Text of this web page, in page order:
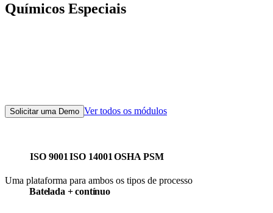
Químicos Especiais
Solicitar uma Demo Ver todos os módulos
ISO 9001 ISO 14001 OSHA PSM
Uma plataforma para ambos os tipos de processo
Batelada + contínuo